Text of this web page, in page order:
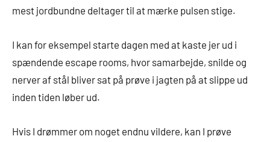
mest jordbundne deltager til at mærke pulsen stige.
I kan for eksempel starte dagen med at kaste jer ud i
spændende escape rooms, hvor samarbejde, snilde og
nerver af stål bliver sat på prøve i jagten på at slippe ud
inden tiden løber ud.
Hvis I drømmer om noget endnu vildere, kan I prøve